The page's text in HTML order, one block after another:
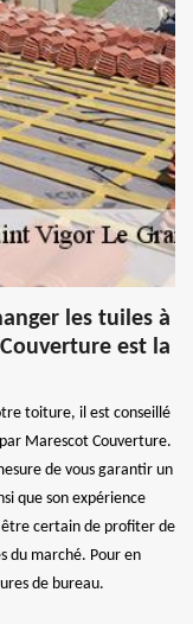
les tuiles à
est la
toiture, il est conseillé
Marescot Couverture.
de vous garantir un
que son expérience
être certain de profiter de
du marché. Pour en
de bureau.